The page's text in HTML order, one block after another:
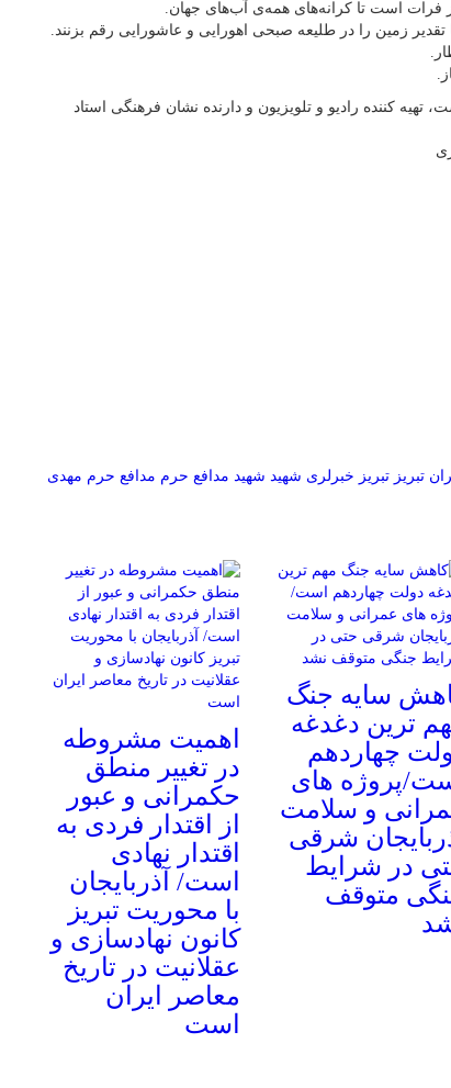
است تا کرانه‌های همه‌ی آب‌های جهان.
تقدیر زمین را در طلیعه صبحی اهورایی و عاشورایی رقم بزنند.
تهیه کننده رادیو و تلویزیون و دارنده نشان فرهنگی استاد
تبریز تبریز خبرلری شهید شهید مدافع حرم مدافع حرم مهدی
سایه جنگ
‌ترین دغدغه
چهاردهم
پروژه ‌های
و سلامت
شرقی
در شرایط
متوقف
اهمیت مشروطه
در تغییر منطق
حکمرانی و عبور
از اقتدار فردی به
اقتدار نهادی
است/ آذربایجان
با محوریت تبریز
کانون نهادسازی و
عقلانیت در تاریخ
معاصر ایران
است